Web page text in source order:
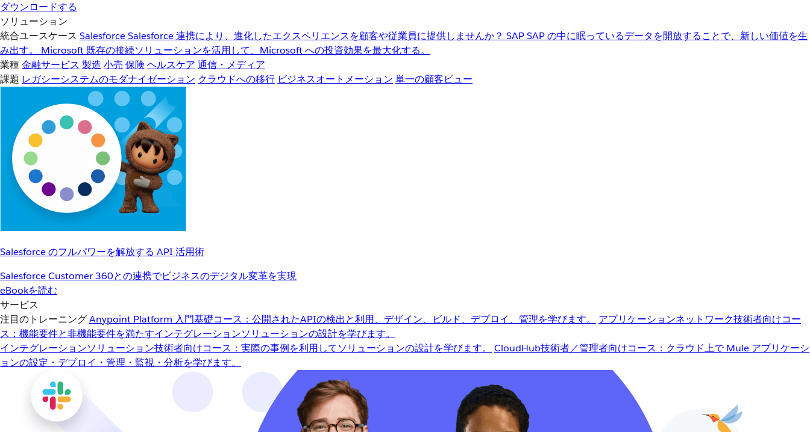
ダウンロードする
ソリューション
統合ユースケース SalesforceSalesforce 連携により、進化したエクスペリエンスを顧客や従業員に提供しませんか？ SAPSAP の中に眠っているデータを開放することで、新しい価値を生
み出す。
Microsoft 既存の接続ソリューションを活用して、Microsoft への投資効果を最大化する。
業種金融サービス 製造 小売 保険 ヘルスケア 通信・メディア
課題 レガシーシステムのモダナイゼーション クラウドへの移行 ビジネスオートメーション 単一の顧客ビュー
Salesforce のフルパワーを解放する API 活用術
Salesforce Customer 360との連携でビジネスのデジタル変革を実現
eBookを読む
サービス
注目のトレーニングAnypoint Platform 入門基礎コース：公開されたAPIの検出と利用、デザイン、ビルド、デプロイ、管理を学びます。 アプリケーションネットワーク技術者向けコー
ス：機能要件と非機能要件を満たすインテグレーションソリューションの設計を学びます。
インテグレーションソリューション技術者向けコース：実際の事例を利用してソリューションの設計を学びます。 CloudHub技術者／管理者向けコース：クラウド上で Mule アプリケーシ
ョンの設定・デプロイ・管理・監視・分析を学びます。